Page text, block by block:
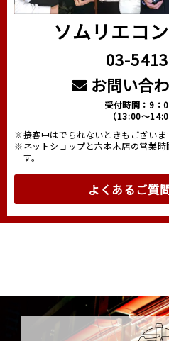
ソムリエコ
03-
お問い合
受付時間：9：
（13:00～
※接客中はでられないときもございま
※ネットショップと六本木店の営業
す。
よくあるご質